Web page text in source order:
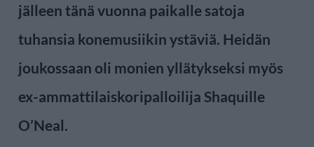
jälleen tänä vuonna paikalle satoja
tuhansia konemusiikin ystäviä. Heidän
joukossaan oli monien yllätykseksi myös
ex-ammattilaiskoripalloilija Shaquille
O’Neal.